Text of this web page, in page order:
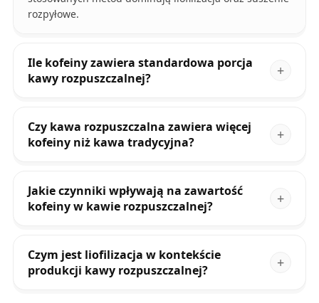
rozpyłowe.
Ile kofeiny zawiera standardowa porcja
kawy rozpuszczalnej?
Czy kawa rozpuszczalna zawiera więcej
kofeiny niż kawa tradycyjna?
Jakie czynniki wpływają na zawartość
kofeiny w kawie rozpuszczalnej?
Czym jest liofilizacja w kontekście
produkcji kawy rozpuszczalnej?